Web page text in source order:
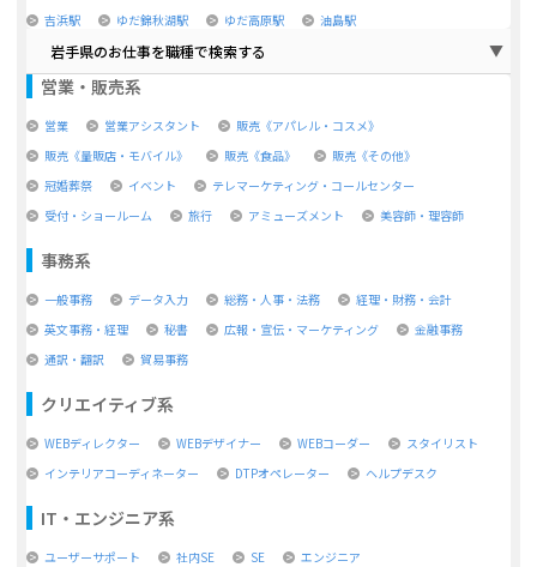
吉浜駅
ゆだ錦秋湖駅 ゆだ高原駅 油島駅
岩手県のお仕事を職種で検索する
営業・販売系
営業 営業アシスタント
販売《アパレル・コスメ》
販売《量販店・モバイル》
販売《食品》
販売《その他》
冠婚葬祭
イベント
テレマーケティング・コールセンター
受付・ショールーム
旅行 アミューズメント 美容師・理容師
事務系
一般事務 データ入力 総務・人事・法務
経理・財務・会計
英文事務・経理
秘書 広報・宣伝・マーケティング
金融事務
通訳・翻訳
貿易事務
クリエイティブ系
WEBディレクター WEBデザイナー WEBコーダー
スタイリスト
インテリアコーディネーター
DTPオペレーター ヘルプデスク
IT・エンジニア系
ユーザーサポート 社内SE SE
エンジニア